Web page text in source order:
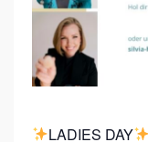
LADIES DAY